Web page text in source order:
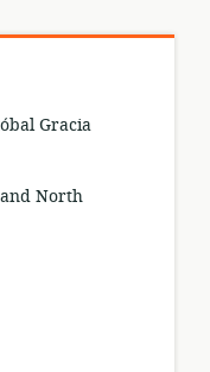
Gracia
North